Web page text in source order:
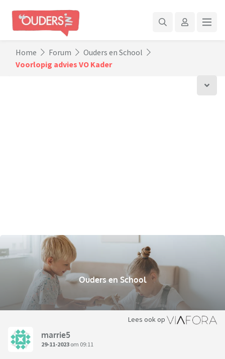
Home Forum
Ouders en School
Voorlopig advies VO Kader
Ouders en School
Lees ook op
marrie5
29-11-2023 om 09:11